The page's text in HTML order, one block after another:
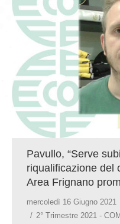
GIOVEDÌ
COMUNICATI E
CONTATTI
Pavullo, “Serve
riqualificazione del
Area Frignano
mercoledì 16 Giugno 2021
2° Trimestre 2021 -